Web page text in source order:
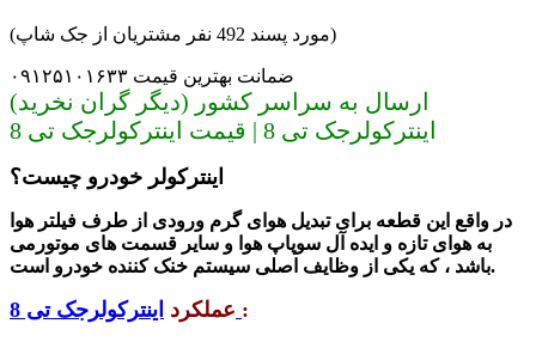
(مورد پسند 492 نفر مشتریان از جک شاپ)
ضمانت بهترین قیمت ۰۹۱۲۵۱۰۱۶۳۳
ارسال به سراسر کشور (دیگر گران نخرید)
اینترکولرجک تی 8 | قیمت اینترکولرجک تی 8
اینترکولر خودرو چیست؟
در واقع این قطعه برایتبدیل هوای گرم ورودی از طرف فیلتر هوا
به هوای تازه و ایده‌ آل سوپاپ‌ هوا و سایر قسمت های موتورمی
باشد ، که یکی از وظایف اصلی سیستم خنک کننده خودرو است.
عملکرد :